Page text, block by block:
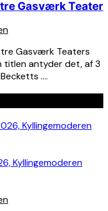
Gasværk Teater
Gasværk Teaters
titlen antyder det, af 3
….
Kyllingemoderen